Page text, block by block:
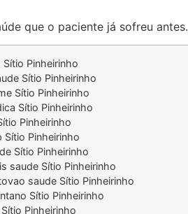
que o paciente já sofreu antes.
Pinheirinho
Sítio Pinheirinho
Sítio Pinheirinho
Sítio Pinheirinho
Pinheirinho
Sítio Pinheirinho
Sítio Pinheirinho
saude Sítio Pinheirinho
saude Sítio Pinheirinho
Sítio Pinheirinho
Pinheirinho